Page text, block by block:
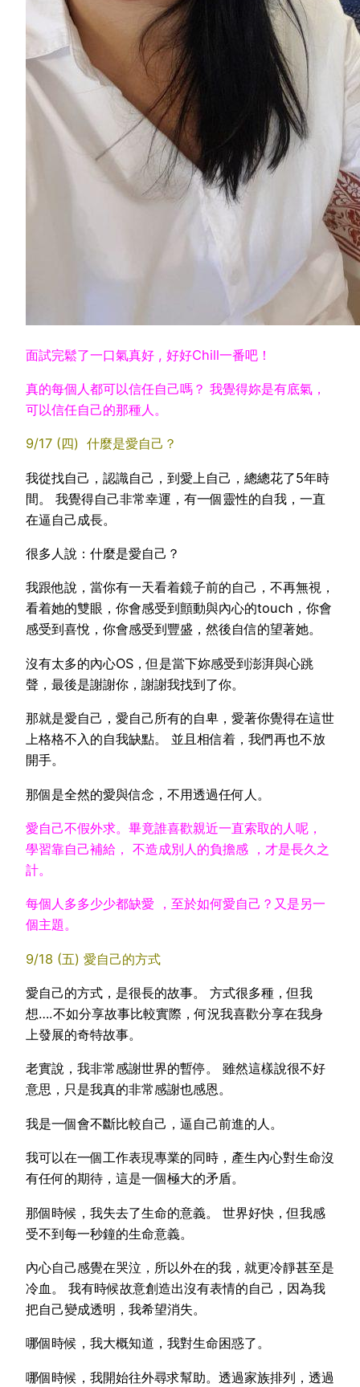
面試完鬆了一口氣真好 , 好好Chill一番吧！
真的每個人都可以信任自己嗎？ 我覺得妳是有底氣，
可以信任自己的那種人。
9/17 (四) 什麼是愛自己？
我從找自己，認識自己，到愛上自己，總總花了5年時
間。 我覺得自己非常幸運，有一個靈性的自我，一直
在逼自己成長。
很多人說：什麼是愛自己？
我跟他說，當你有一天看着鏡子前的自己，不再無視，
看着她的雙眼，你會感受到顫動與內心的touch，你會
感受到喜悅，你會感受到豐盛，然後自信的望著她。
沒有太多的內心OS，但是當下妳感受到澎湃與心跳
聲，最後是謝謝你，謝謝我找到了你。
那就是愛自己，愛自己所有的自卑，愛著你覺得在這世
上格格不入的自我缺點。 並且相信着，我們再也不放
開手。
那個是全然的愛與信念，不用透過任何人。
愛自己不假外求。 畢竟誰喜歡親近一直索取的人呢，
學習靠自己補給， 不造成別人的負擔感 ，才是長久之
計。
每個人多多少少都缺愛 ，至於如何愛自己？又是另一
個主題。
9/18 (五) 愛自己的方式
愛自己的方式，是很長的故事。 方式很多種，但我
想….不如分享故事比較實際，何況我喜歡分享在我身
上發展的奇特故事。
老實說，我非常感謝世界的暫停。 雖然這樣說很不好
意思，只是我真的非常感謝也感恩。
我是一個會不斷比較自己，逼自己前進的人。
我可以在一個工作表現專業的同時，產生內心對生命沒
有任何的期待，這是一個極大的矛盾。
那個時候，我失去了生命的意義。 世界好快，但我感
受不到每一秒鐘的生命意義。
內心自己感覺在哭泣，所以外在的我，就更冷靜甚至是
冷血。 我有時候故意創造出沒有表情的自己，因為我
把自己變成透明，我希望消失。
哪個時候，我大概知道，我對生命困惑了。
哪個時候，我開始往外尋求幫助。透過家族排列，透過